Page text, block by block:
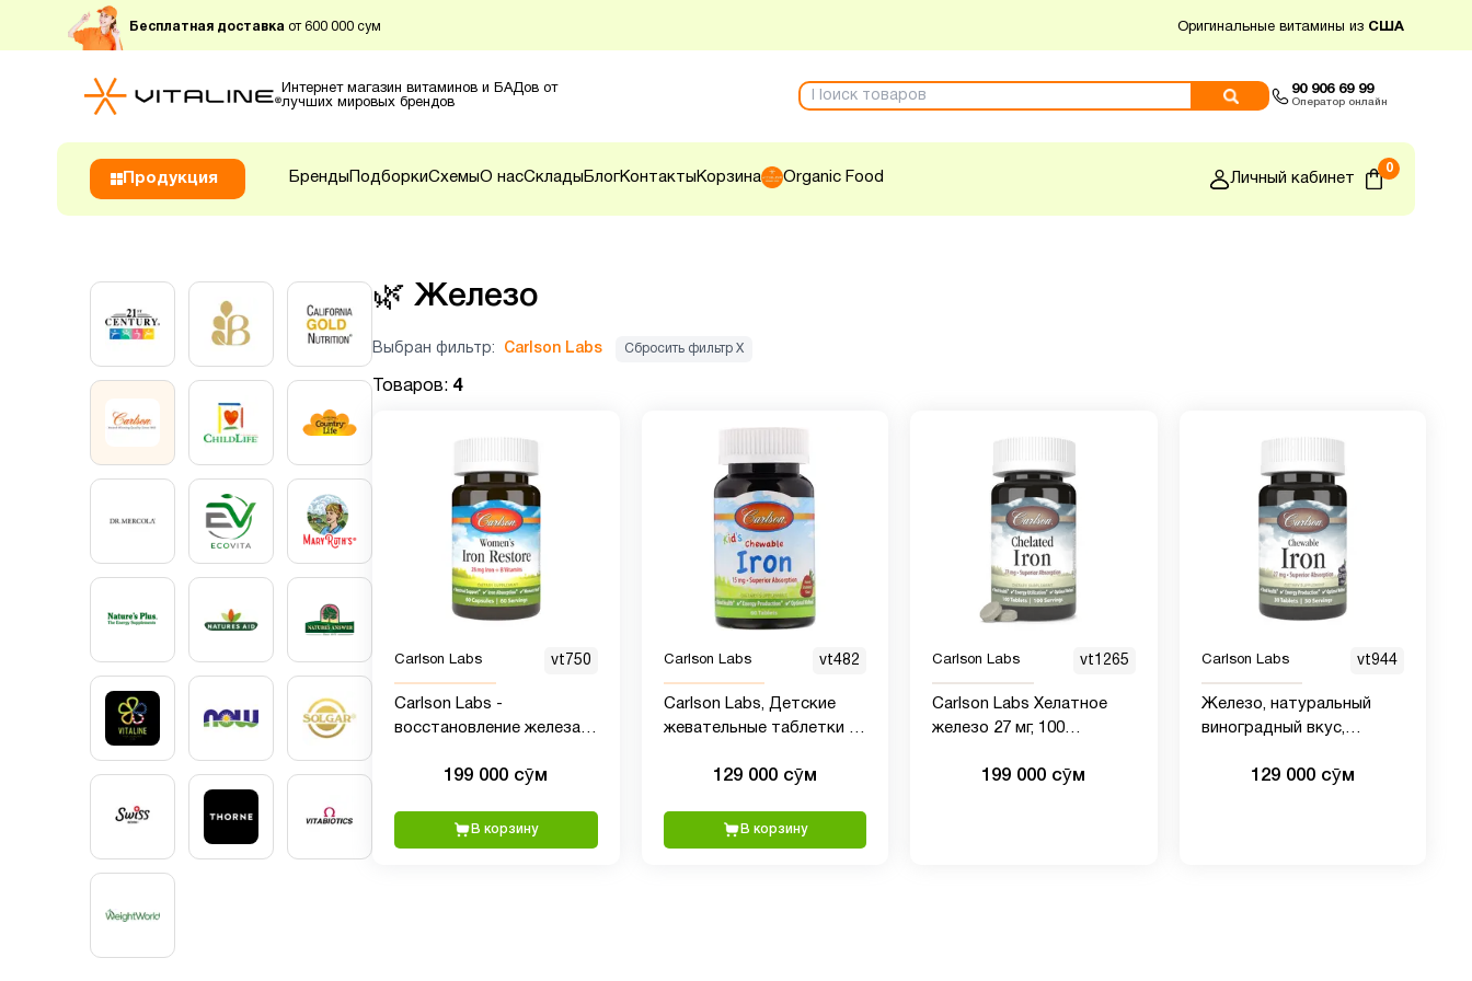
Бесплатная доставка от 600 000 сум Оригинальные витамины из США
Интернет магазин витаминов и БАДов от
лучших мировых брендов
90 906 69 99
Оператор онлайн
Продукция Бренды ПодборкиСхемыО насСклады БлогКонтакты Корзина Organic Food Личный кабинет
0
🌿 Железо
Выбран фильтр: Carlson Labs Сбросить фильтр Х
Товаров: 4
Carlson Labs vt750
Carlson Labs -
восстановление железа
199 000 сӯм
В корзину
Carlson Labs vt482
Carlson Labs, Детские
жевательные таблетки с
клубничный
таблеток
129 000 сӯм
В корзину
Carlson Labs vt1265
Carlson Labs Хелатное
железо 27 мг, 100
199 000 сӯм
Carlson Labs vt944
Железо, натуральный
виноградный вкус,
Labs, 27 мг, 30 таблеток
129 000 сӯм